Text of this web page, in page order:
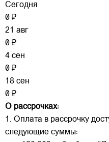
Сегодня
0 ₽
21 авг
0 ₽
4 сен
0 ₽
18 сен
0 ₽
О рассрочках:
1. Оплата в рассрочку
следующие суммы: